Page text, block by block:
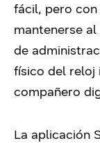
fácil, pero con
mantenerse
de
físico del reloj
compañero
La aplicación